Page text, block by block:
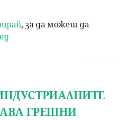
, за да можеш да
ГРЕШНИ